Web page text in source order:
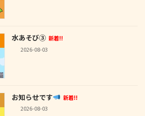
水あそび③ 新着!!
2026-08-03
お知らせです
新着!!
2026-08-03